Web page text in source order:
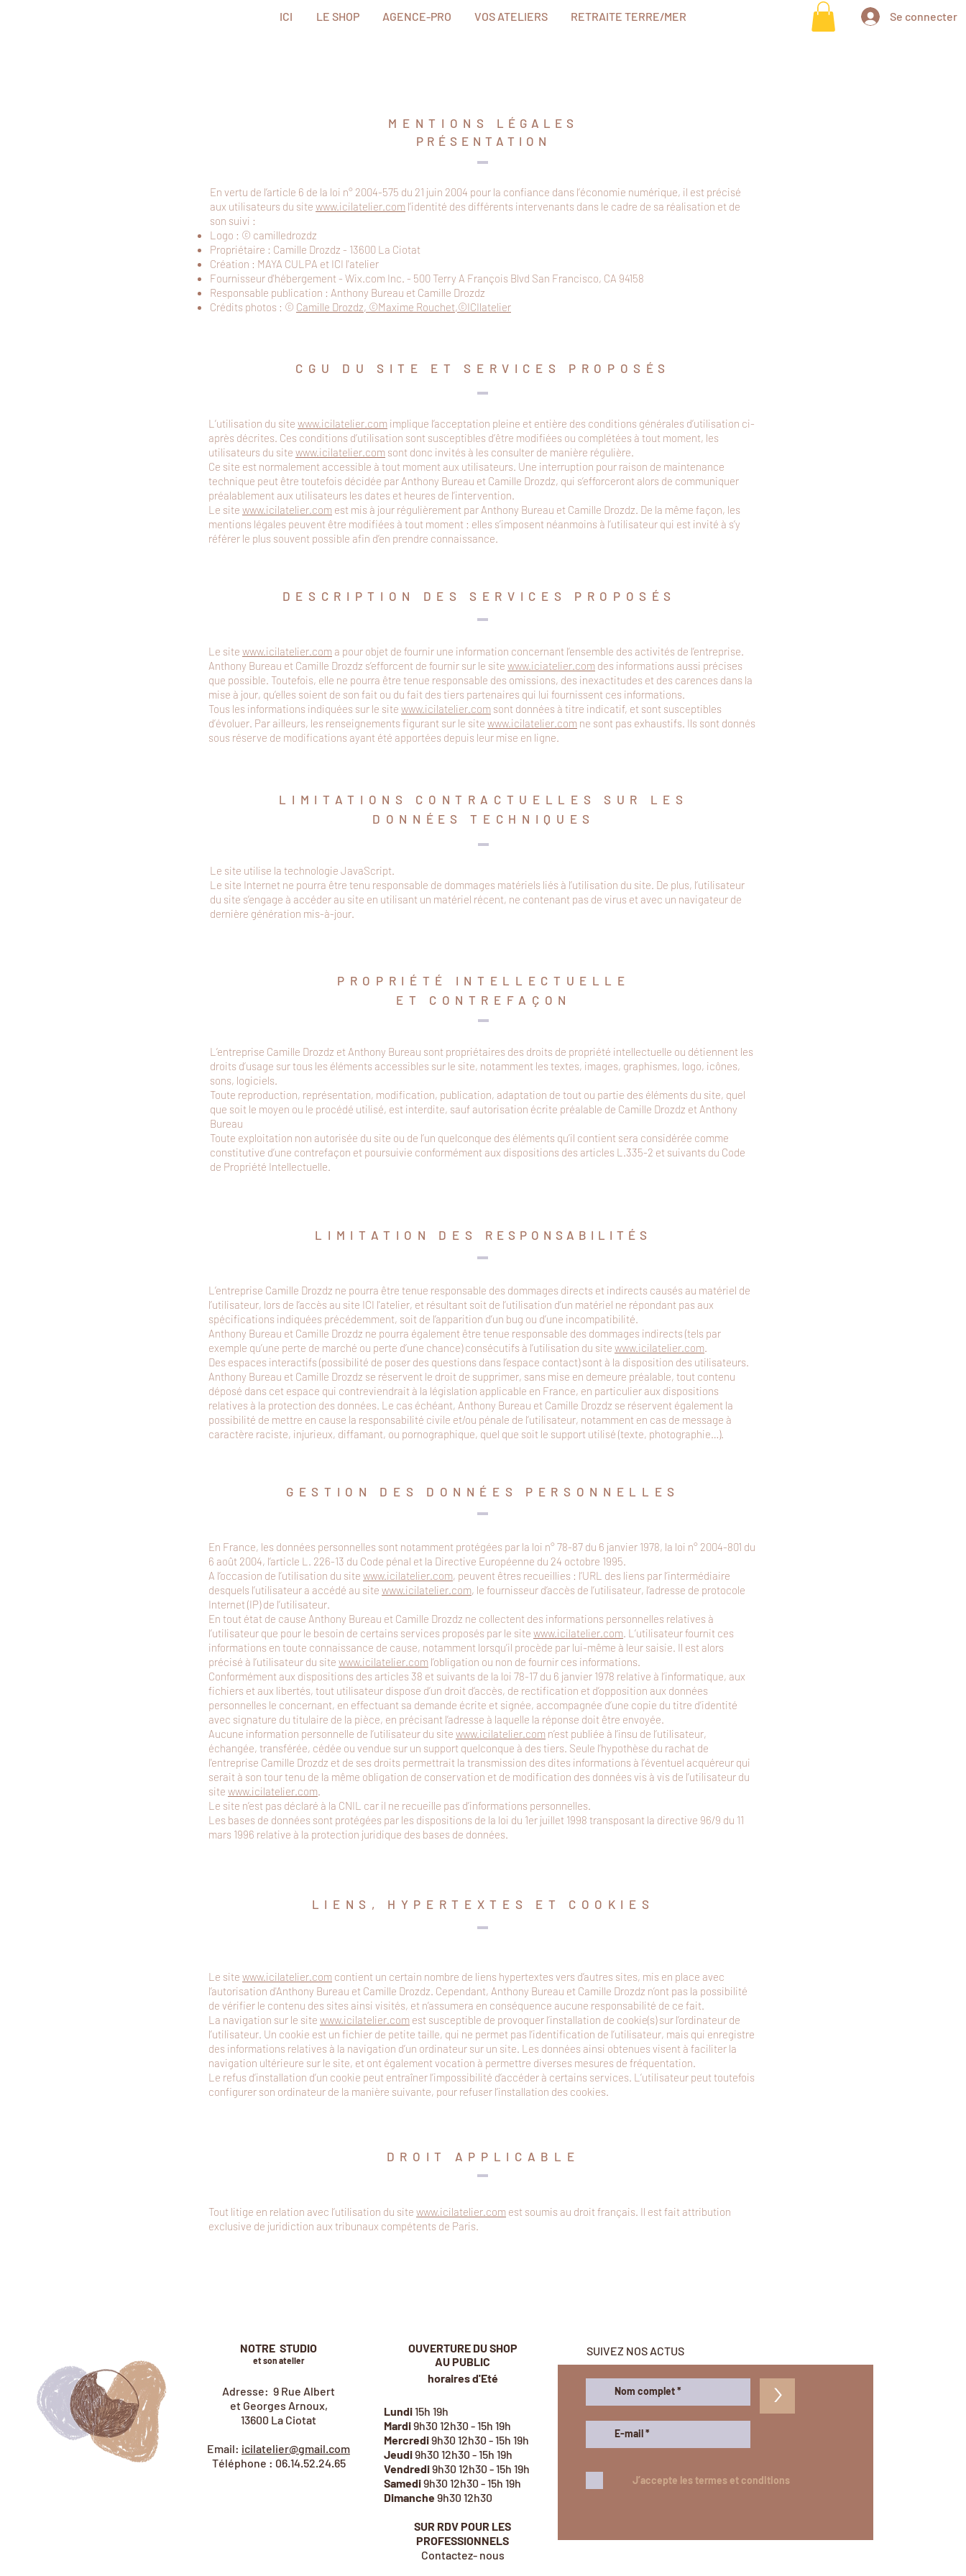
ICI LE SHOP AGENCE-PRO VOS ATELIERS RETRAITE TERRE/MER Se connecter
MENTIONS LÉGALES
PRÉSENTATION
CGU DU SITE ET SERVICES PROPOS É S
En vertu de l’article 6 de la loi n° 2004-575 du 21 juin 2004 pour la confiance dans l’économie numérique, il est précisé
aux utilisateurs du site www.icilatelier.com l’identité des différents intervenants dans le cadre de sa réalisation et de
son suivi :
Logo : © camilledrozdz
Propriétaire : Camille Drozdz - 13600 La Ciotat
Création : MAYA CULPA et ICI l'atelier
Fournisseur d'hébergement - Wix.com Inc. - 500 Terry A François Blvd San Francisco, CA 94158
Responsable publication : Anthony Bureau et Camille Drozdz
Crédits photos : © Camille Drozdz, ©Maxime Rouchet,©ICIlatelier
L’utilisation du site www.icilatelier.com implique l’acceptation pleine et entière des conditions générales d’utilisation ci-
après décrites. Ces conditions d’utilisation sont susceptibles d’être modifiées ou complétées à tout moment, les
utilisateurs du site www.icilatelier.com sont donc invités à les consulter de manière régulière.
Ce site est normalement accessible à tout moment aux utilisateurs. Une interruption pour raison de maintenance
technique peut être toutefois décidée par Anthony Bureau et Camille Drozdz, qui s’efforceront alors de communiquer
préalablement aux utilisateurs les dates et heures de l’intervention.
Le site www.icilatelier.com est mis à jour régulièrement par Anthony Bureau et Camille Drozdz. De la même façon, les
mentions légales peuvent être modifiées à tout moment : elles s’imposent néanmoins à l’utilisateur qui est invité à s’y
référer le plus souvent possible afin d’en prendre connaissance.
DESCRIPTION DES SERVICES PROPOS É S
Le site www.icilatelier.com a pour objet de fournir une information concernant l’ensemble des activités de l’entreprise.
Anthony Bureau et Camille Drozdz s’efforcent de fournir sur le site www.iciatelier.com des informations aussi précises
que possible. Toutefois, elle ne pourra être tenue responsable des omissions, des inexactitudes et des carences dans la
mise à jour, qu’elles soient de son fait ou du fait des tiers partenaires qui lui fournissent ces informations.
Tous les informations indiquées sur le site www.icilatelier.com sont données à titre indicatif, et sont susceptibles
d’évoluer. Par ailleurs, les renseignements figurant sur le site www.icilatelier.com ne sont pas exhaustifs. Ils sont donnés
sous réserve de modifications ayant été apportées depuis leur mise en ligne.
LIMITATIONS CONTRACTUELLES SUR LES
DONN É ES TECHNIQUES
Le site utilise la technologie JavaScript.
Le site Internet ne pourra être tenu responsable de dommages matériels liés à l’utilisation du site. De plus, l’utilisateur
du site s’engage à accéder au site en utilisant un matériel récent, ne contenant pas de virus et avec un navigateur de
dernière génération mis-à-jour.
PROPRIÉTÉ INTELLECTUELLE
ET CONTREFAÇON
L’entreprise Camille Drozdz et Anthony Bureau sont propriétaires des droits de propriété intellectuelle ou détiennent les
droits d’usage sur tous les éléments accessibles sur le site, notamment les textes, images, graphismes, logo, icônes,
sons, logiciels.
Toute reproduction, représentation, modification, publication, adaptation de tout ou partie des éléments du site, quel
que soit le moyen ou le procédé utilisé, est interdite, sauf autorisation écrite préalable de Camille Drozdz et Anthony
Bureau
Toute exploitation non autorisée du site ou de l’un quelconque des éléments qu’il contient sera considérée comme
constitutive d’une contrefaçon et poursuivie conformément aux dispositions des articles L.335-2 et suivants du Code
de Propriété Intellectuelle.
LIMITATION DES RESPONSABILITÉS
L’entreprise Camille Drozdz ne pourra être tenue responsable des dommages directs et indirects causés au matériel de
l’utilisateur, lors de l’accès au site ICI l'atelier, et résultant soit de l’utilisation d’un matériel ne répondant pas aux
spécifications indiquées précédemment, soit de l’apparition d’un bug ou d’une incompatibilité.
Anthony Bureau et Camille Drozdz ne pourra également être tenue responsable des dommages indirects (tels par
exemple qu’une perte de marché ou perte d’une chance) consécutifs à l’utilisation du site www.icilatelier.com.
Des espaces interactifs (possibilité de poser des questions dans l’espace contact) sont à la disposition des utilisateurs.
Anthony Bureau et Camille Drozdz se réservent le droit de supprimer, sans mise en demeure préalable, tout contenu
déposé dans cet espace qui contreviendrait à la législation applicable en France, en particulier aux dispositions
relatives à la protection des données. Le cas échéant, Anthony Bureau et Camille Drozdz se réservent également la
possibilité de mettre en cause la responsabilité civile et/ou pénale de l’utilisateur, notamment en cas de message à
caractère raciste, injurieux, diffamant, ou pornographique, quel que soit le support utilisé (texte, photographie…).
GESTION DES DONNÉES PERSONNELLES
En France, les données personnelles sont notamment protégées par la loi n° 78-87 du 6 janvier 1978, la loi n° 2004-801 du
6 août 2004, l’article L. 226-13 du Code pénal et la Directive Européenne du 24 octobre 1995.
A l’occasion de l’utilisation du site www.icilatelier.com, peuvent êtres recueillies : l’URL des liens par l’intermédiaire
desquels l’utilisateur a accédé au site www.icilatelier.com, le fournisseur d’accès de l’utilisateur, l’adresse de protocole
Internet (IP) de l’utilisateur.
En tout état de cause Anthony Bureau et Camille Drozdz ne collectent des informations personnelles relatives à
l’utilisateur que pour le besoin de certains services proposés par le site www.icilatelier.com. L’utilisateur fournit ces
informations en toute connaissance de cause, notamment lorsqu’il procède par lui-même à leur saisie. Il est alors
précisé à l’utilisateur du site www.icilatelier.com l’obligation ou non de fournir ces informations.
Conformément aux dispositions des articles 38 et suivants de la loi 78-17 du 6 janvier 1978 relative à l’informatique, aux
fichiers et aux libertés, tout utilisateur dispose d’un droit d’accès, de rectification et d’opposition aux données
personnelles le concernant, en effectuant sa demande écrite et signée, accompagnée d’une copie du titre d’identité
avec signature du titulaire de la pièce, en précisant l’adresse à laquelle la réponse doit être envoyée.
Aucune information personnelle de l’utilisateur du site www.icilatelier.com n’est publiée à l’insu de l’utilisateur,
échangée, transférée, cédée ou vendue sur un support quelconque à des tiers. Seule l’hypothèse du rachat de
l'entreprise Camille Drozdz et de ses droits permettrait la transmission des dites informations à l’éventuel acquéreur qui
serait à son tour tenu de la même obligation de conservation et de modification des données vis à vis de l’utilisateur du
site www.icilatelier.com.
Le site n’est pas déclaré à la CNIL car il ne recueille pas d’informations personnelles.
Les bases de données sont protégées par les dispositions de la loi du 1er juillet 1998 transposant la directive 96/9 du 11
mars 1996 relative à la protection juridique des bases de données.
LIENS, HYPERTEXTES ET COOKIES
Le site www.icilatelier.com contient un certain nombre de liens hypertextes vers d’autres sites, mis en place avec
l’autorisation d'Anthony Bureau et Camille Drozdz. Cependant, Anthony Bureau et Camille Drozdz n’ont pas la possibilité
de vérifier le contenu des sites ainsi visités, et n’assumera en conséquence aucune responsabilité de ce fait.
La navigation sur le site www.icilatelier.com est susceptible de provoquer l’installation de cookie(s) sur l’ordinateur de
l’utilisateur. Un cookie est un fichier de petite taille, qui ne permet pas l’identification de l’utilisateur, mais qui enregistre
des informations relatives à la navigation d’un ordinateur sur un site. Les données ainsi obtenues visent à faciliter la
navigation ultérieure sur le site, et ont également vocation à permettre diverses mesures de fréquentation.
Le refus d’installation d’un cookie peut entraîner l’impossibilité d’accéder à certains services. L’utilisateur peut toutefois
configurer son ordinateur de la manière suivante, pour refuser l’installation des cookies.
DROIT APPLICABLE
Tout litige en relation avec l’utilisation du site www.icilatelier.com est soumis au droit français. Il est fait attribution
exclusive de juridiction aux tribunaux compétents de Paris.
NOTRE STUDIO
et son atelier
Adresse: 9 Rue Albert
et Georges Arnoux,
13600 La Ciotat
Email: icilatelier@gmail.com
Téléphone : 06.14.52.24.65
OUVERTURE DU SHOP
AU PUBLIC
horaires d'Eté
Lundi15h 19h
Mardi9h30 12h30 - 15h 19h
Mercredi9h30 12h30 - 15h 19h
Jeudi9h30 12h30 - 15h 19h
Vendredi9h30 12h30 - 15h 19h
Samedi9h30 12h30 - 15h 19h
Dimanche9h30 12h30
SUR RDV POUR LES
PROFESSIONNELS
Contactez- nous
SUIVEZ NOS ACTUS
>
J’accepte les termes et conditions